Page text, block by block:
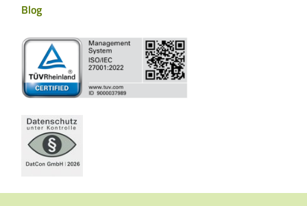
Blog